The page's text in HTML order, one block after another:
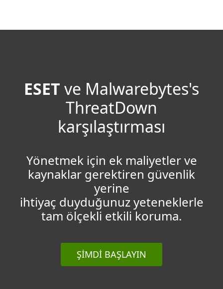
ESET ve Malwarebytes's
ThreatDown
karşılaştırması
Yönetmek için ek maliyetler ve
kaynaklar gerektiren güvenlik
yerine
ihtiyaç duyduğunuz yeteneklerle
tam ölçekli etkili koruma.
ŞIMDI BAŞLAYIN